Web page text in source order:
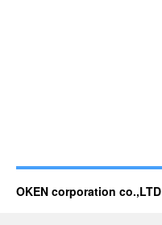
OKEN corporation co.,LTD